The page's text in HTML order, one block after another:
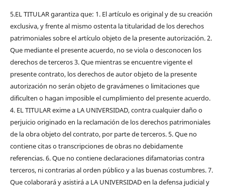
5.EL TITULAR garantiza que: 1. El artículo es original y de su creación
exclusiva, y frente al mismo ostenta la titularidad de los derechos
patrimoniales sobre el artículo objeto de la presente autorización. 2.
Que mediante el presente acuerdo, no se viola o desconocen los
derechos de terceros 3. Que mientras se encuentre vigente el
presente contrato, los derechos de autor objeto de la presente
autorización no serán objeto de gravámenes o limitaciones que
dificulten o hagan imposible el cumplimiento del presente acuerdo.
4. EL TITULAR exime a LA UNIVERSIDAD, contra cualquier daño o
perjuicio originado en la reclamación de los derechos patrimoniales
de la obra objeto del contrato, por parte de terceros. 5. Que no
contiene citas o transcripciones de obras no debidamente
referencias. 6. Que no contiene declaraciones difamatorias contra
terceros, ni contrarias al orden público y a las buenas costumbres. 7.
Que colaborará y asistirá a LA UNIVERSIDAD en la defensa judicial y